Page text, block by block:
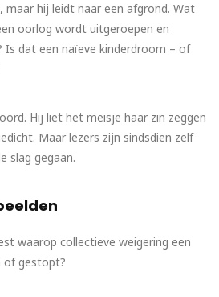
maar hij leidt naar een afgrond. Wat
oorlog wordt uitgeroepen en
Is dat een naïeve kinderdroom – of
Hij liet het meisje haar zin zeggen
Maar lezers zijn sindsdien zelf
slag gegaan.
waarop collectieve weigering een
of gestopt?